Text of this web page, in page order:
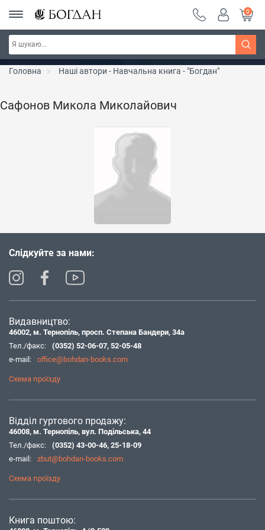
РОЗПРОДАЖ ~ 150 грн ~ 200 грн ~ 250 грн ~
300 грн ~ РОЗПРОДАЖ
Дізнатись більше
0
Головна Наші автори - Навчальна книга - "Богдан"
Сафонов Микола Миколайович
Слідкуйте за нами:
Видавництво:
46002, м. Тернопіль, просп. Степана Бандери, 34а
Тел./факс:
(0352) 52-06-07, 52-05-48
e-mail:
office@bohdan-books.com
Схема проїзду
Відділ гуртового продажу:
46008, м. Тернопіль, вул. Подільська, 44
Тел./факс:
(0352) 43-00-46, 25-18-09
e-mail:
zbut@bohdan-books.com
Схема проїзду
Книга поштою: